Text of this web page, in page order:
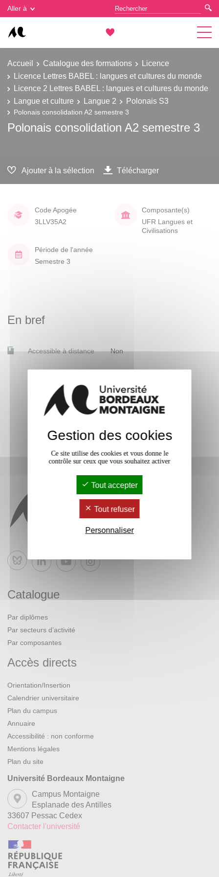
Aller à
Accueil Catalogue des formations
Licence
Licence Lettres BABEL : langues et cultures du monde
Licence 2 Lettres BABEL : langues et cultures du monde
Langue et culture
Langue 2 Polonais S3
Polonais consolidation A2 semestre 3
Polonais consolidation A2 semestre 3
Ajouter à la sélection Télécharger
Code Apogée
3LLV35A2
Composante(s)
UFR Langues et
Civilisations
Période de l'année
Semestre 3
En bref
Accessible à distance Non
Bluesky
Catalogue
Par diplômes
Par secteurs d’activité
Par composantes
Accès directs
Orientation/Insertion
Calendrier universitaire
Plan du campus
Annuaire
Accessibilité : non conforme
Mentions légales
Plan du site
Université Bordeaux Montaigne
Campus Montaigne
Esplanade des Antilles
33607 Pessac Cedex
Contacter l'université
Gestion des cookies
Gestion des cookies
Ce site utilise des cookies et vous donne le
contrôle sur ceux que vous souhaitez activer
Tout accepter
Tout refuser
Personnaliser